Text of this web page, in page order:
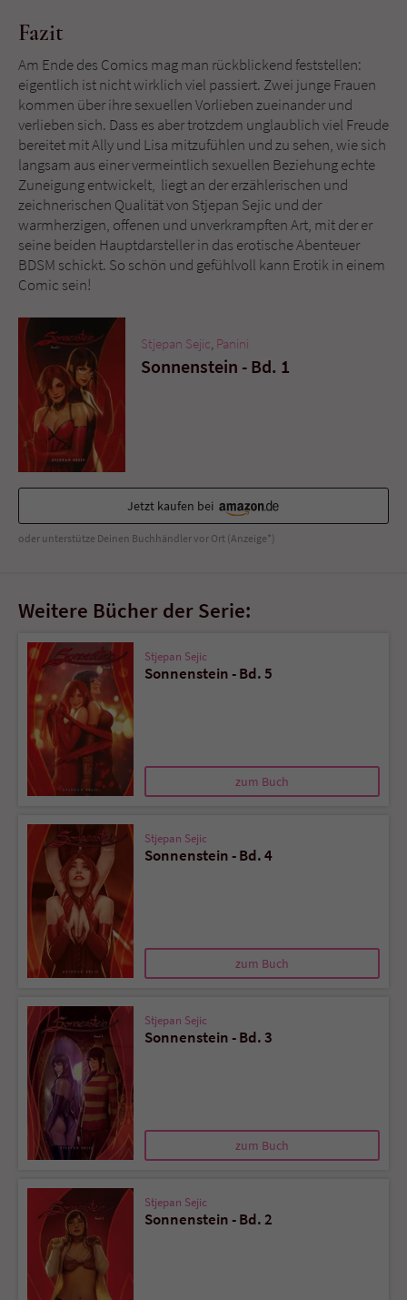
Fazit
Am Ende des Comics mag man rückblickend feststellen:
eigentlich ist nicht wirklich viel passiert. Zwei junge Frauen
kommen über ihre sexuellen Vorlieben zueinander und
verlieben sich. Dass es aber trotzdem unglaublich viel Freude
bereitet mit Ally und Lisa mitzufühlen und zu sehen, wie sich
langsam aus einer vermeintlich sexuellen Beziehung echte
Zuneigung entwickelt, liegt an der erzählerischen und
zeichnerischen Qualität von Stjepan Sejic und der
warmherzigen, offenen und unverkrampften Art, mit der er
seine beiden Hauptdarsteller in das erotische Abenteuer
BDSM schickt. So schön und gefühlvoll kann Erotik in einem
Comic sein!
Stjepan Sejic, Panini
Sonnenstein - Bd. 1
Jetzt kaufen bei
oder unterstütze Deinen Buchhändler vor Ort (Anzeige*)
Weitere Bücher der Serie:
Stjepan Sejic
Sonnenstein - Bd. 5
zum Buch
Stjepan Sejic
Sonnenstein - Bd. 4
zum Buch
Stjepan Sejic
Sonnenstein - Bd. 3
zum Buch
Stjepan Sejic
Sonnenstein - Bd. 2